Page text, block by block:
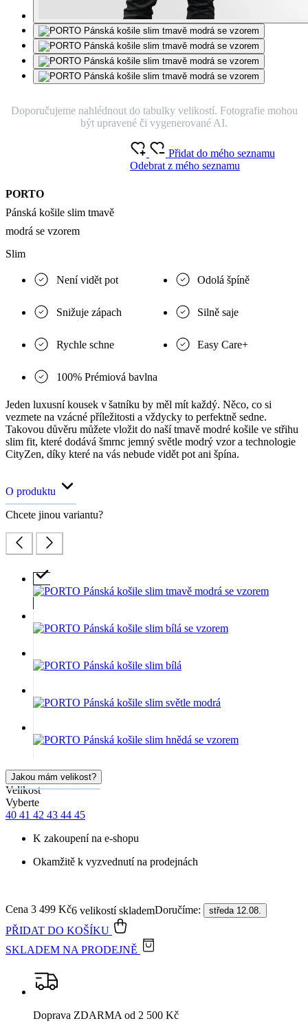
Doporučujeme nahlédnout do tabulky velikostí. Fotografie mohou
být upravené či vygenerované AI.
PORTO
Pánská košile slim tmavě
modrá se vzorem
Přidat do mého seznamu
Odebrat z mého seznamu
Slim
Není vidět pot Odolá špíně
Snižuje zápach Silně saje
Rychle schne Easy Care+
100% Prémiová bavlna
Jeden luxusní kousek v šatníku by měl mít každý. Něco, co si
vezmete na vzácné příležitosti a vždycky to perfektně sedne.
Takovou důvěru můžete vložit do naší tmavě modré košile ve střihu
slim fit, které dodává šmrnc jemný světle modrý vzor a technologie
CityZen, díky které na vás nebude vidět pot ani špína.
O produktu
Chcete jinou variantu?
Jakou mám velikost?
Velikost
Vyberte
40 41 42 43 44 45
K zakoupení na e-shopu
Okamžitě k vyzvednutí na prodejnách
6 velikostí sklademDoručíme: středa 12.08.
Cena 3 499 Kč
PŘIDAT DO KOŠÍKU
SKLADEM NA PRODEJNĚ
Doprava ZDARMA od 2 500 Kč